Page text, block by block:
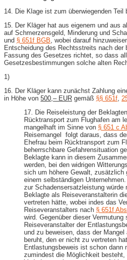
14. Die Klage ist zum überwiegenden Teil
15. Der Kläger hat aus eigenem und aus
auf Schmerzensgeld, Minderung und
und § 651f BGB , wobei darauf
Entscheidung des Rechtsstreits nach der
Fassung des Gesetzes richtet, so dass
Gesetzesbestimmungen solche alten
1)
16. Der Kläger kann zunächst Zahlung
in Höhe von 500,– EUR gemäß §§ 651f
17. Die Reiseleistung der
Rücktransport zum Flughafen am
mangelhaft im Sinne von § 651 c
Reisemangel folgt daraus, dass
Ehefrau beim Rücktransport zum
beherrschbare Gefahrensituation
Beklagte kann in diesem
werden, bei den widrigen
sich um höhere Gewalt, zusätzlich
einem selbständigen
zur Schadensersatzleistung würde
Beklagte als Reiseveranstalterin
vertreten hätte, wobei indes das
Reiseveranstalters nach § 651f
wird. Gegenüber dieser Vermutung
Reiseveranstalter der
und zu beweisen, dass der
beruht, den er nicht zu vertreten
Entlastungsbeweis ist schon dann
zumindest die Möglichkeit besteht,